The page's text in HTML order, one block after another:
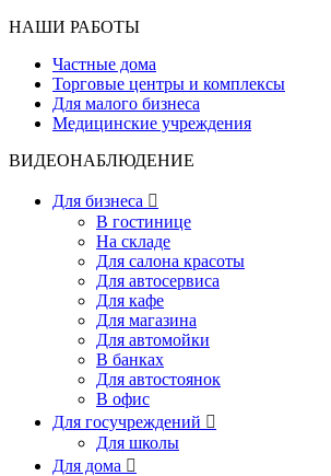
НАШИ РАБОТЫ
Частные дома
Торговые центры и комплексы
Для малого бизнеса
Медицинские учреждения
ВИДЕОНАБЛЮДЕНИЕ
Для бизнеса 
В гостинице
На складе
Для салона красоты
Для автосервиса
Для кафе
Для магазина
Для автомойки
В банках
Для автостоянок
В офис
Для госучреждений 
Для школы
Для дома 